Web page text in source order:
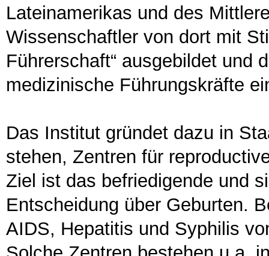
Lateinamerikas und des
Wissenschaftler von dort mit
Führerschaft“ ausgebildet und
medizinische Führungskräfte
Das Institut gründet dazu in
stehen, Zentren für
Ziel ist das befriedigende und
Entscheidung über Geburten.
AIDS, Hepatitis und Syphilis